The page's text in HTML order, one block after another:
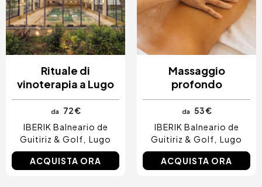
Rituale di
vinoterapia a Lugo
da
72 €
IBERIK Balneario de
Guitiriz & Golf
Lugo
ACQUISTA ORA
Massaggio
profondo
da 53 €
IBERIK Balneario de
Guitiriz & Golf
Lugo
ACQUISTA ORA